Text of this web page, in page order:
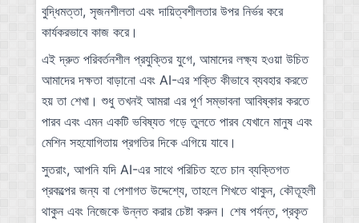
বুদ্ধিমত্তা, সৃজনশীলতা এবং দায়িত্বশীলতার উপর নির্ভর করে
কার্যকরভাবে কাজ করে।
এই দ্রুত পরিবর্তনশীল প্রযুক্তির যুগে, আমাদের লক্ষ্য হওয়া উচিত
আমাদের দক্ষতা বাড়ানো এবং AI-এর শক্তি কীভাবে ব্যবহার করতে
হয় তা শেখা। শুধু তখনই আমরা এর পূর্ণ সম্ভাবনা আবিষ্কার করতে
পারব এবং এমন একটি ভবিষ্যত গড়ে তুলতে পারব যেখানে মানুষ এবং
মেশিন সহযোগিতায় প্রগতির দিকে এগিয়ে যাবে।
সুতরাং, আপনি যদি AI-এর সাথে পরিচিত হতে চান ব্যক্তিগত
প্রকল্পের জন্য বা পেশাগত উদ্দেশ্যে, তাহলে শিখতে থাকুন, কৌতূহলী
থাকুন এবং নিজেকে উন্নত করার চেষ্টা করুন। শেষ পর্যন্ত, প্রকৃত